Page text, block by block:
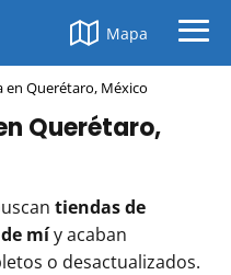
Mapa
en Querétaro, México
Querétaro,
tiendas de
míy acaban
o desactualizados.